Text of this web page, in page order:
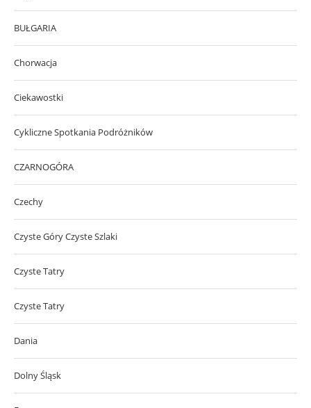
BUŁGARIA
Chorwacja
Ciekawostki
Cykliczne Spotkania Podróżników
CZARNOGÓRA
Czechy
Czyste Góry Czyste Szlaki
Czyste Tatry
Czyste Tatry
Dania
Dolny Śląsk